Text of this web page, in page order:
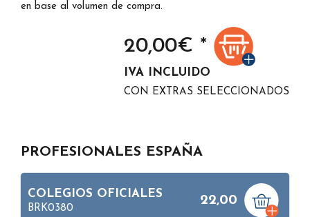
en base al volumen de compra.
20,00€ *
IVA INCLUIDO
CON EXTRAS SELECCIONADOS
PROFESIONALES ESPAÑA
COLEGIOS OFICIALES
BRK0380
22,00